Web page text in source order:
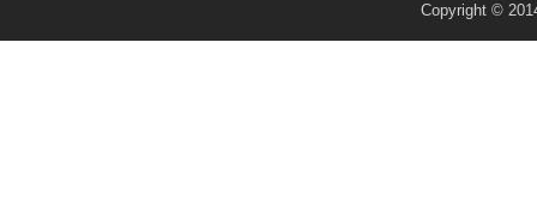
Copyright ©